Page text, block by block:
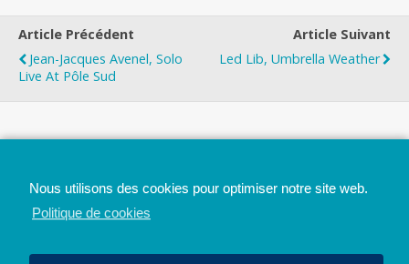
Article Précédent
Jean-Jacques Avenel, Solo
Live At Pôle Sud
Article Suivant
Led Lib, Umbrella Weather
Nous utilisons des cookies pour optimiser notre site web.
Politique de cookies